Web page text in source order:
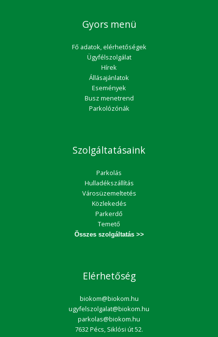
Gyors menü
Fő adatok, elérhetőségek
Ügyfélszolgálat
Hírek
Állásajánlatok
Események
Busz menetrend
Parkolózónák
Szolgáltatásaink
Parkolás
Hulladékszállítás
Városüzemeltetés
Közlekedés
Parkerdő
Temető
Összes szolgáltatás >>
Elérhetőség
biokom@biokom.hu
ugyfelszolgalat@biokom.hu
parkolas@biokom.hu
7632 Pécs, Siklósi út 52.